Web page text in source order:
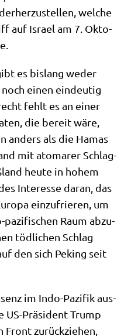
wel­che
auf Isra­el am 7. Okto­
es bis­lang weder
einen ein­deu­tig
fehlt es an einer
die bereit wäre,
anders als die Hamas
mit ato­ma­rer Schlag­
heu­te in hohem
Inter­es­se dar­an, das
ein­zu­frie­ren, um
Raum abzu­
töd­li­chen Schlag
den sich Peking seit
im Indo-Pazi­fik aus­
US-Prä­si­dent Trump
Front zurück­zie­hen,